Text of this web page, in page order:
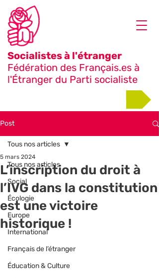
Socialistes à l'étranger
Fédération des Français.es à
l'Étranger du Parti socialiste
Post
Tous nos articles
Social
Écologie
Europe
International
Français de l’étranger
Éducation & Culture
Tous nos articles
L’inscription du droit à
l’IVG dans la constitution
est une victoire
historique !
5 mars 2024